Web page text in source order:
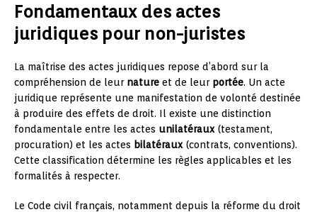
Fondamentaux des actes
juridiques pour non-juristes
La maîtrise des actes juridiques repose d’abord sur la
compréhension de leur nature et de leur portée. Un acte
juridique représente une manifestation de volonté destinée
à produire des effets de droit. Il existe une distinction
fondamentale entre les actes unilatéraux(testament,
procuration) et les actes bilatéraux(contrats, conventions).
Cette classification détermine les règles applicables et les
formalités à respecter.
Le Code civil français, notamment depuis la réforme du droit